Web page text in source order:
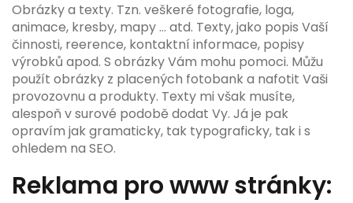
Obrázky a texty. Tzn. veškeré fotografie, loga,
animace, kresby, mapy ... atd. Texty, jako popis Vaší
činnosti, reerence, kontaktní informace, popisy
výrobků apod. S obrázky Vám mohu pomoci. Můžu
použít obrázky z placených fotobank a nafotit Vaši
provozovnu a produkty. Texty mi však musíte,
alespoň v surové podobě dodat Vy. Já je pak
opravím jak gramaticky, tak typograficky, tak i s
ohledem na SEO.
Reklama pro www stránky: